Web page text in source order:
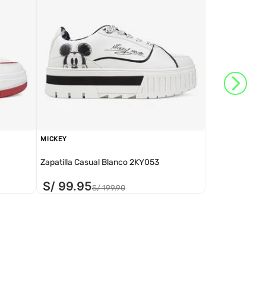
MICKEY
Zapatilla Casual Blanco 2KY053
S/ 99.95S/ 199.90